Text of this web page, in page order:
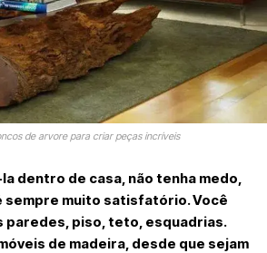
de arvore para criar peças incríveis
dentro de casa, não tenha medo,
sempre muito satisfatório. Você
paredes, piso, teto, esquadrias.
de madeira, desde que sejam